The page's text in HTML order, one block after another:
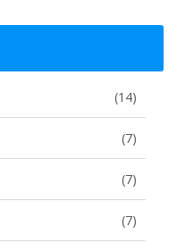
(14)
(7)
(7)
(7)